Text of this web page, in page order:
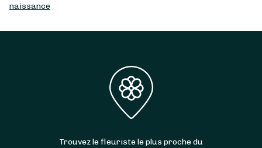
naissance
Trouvez le fleuriste le plus proche du